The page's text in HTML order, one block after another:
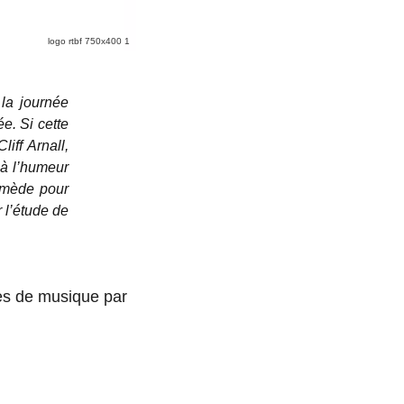
logo rtbf 750x400 1
journée
Si cette
Arnall,
l’humeur
pour
de
de musique par